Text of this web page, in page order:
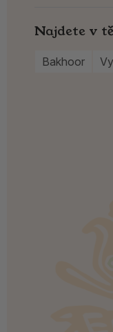
Najdete v
Bakhoor